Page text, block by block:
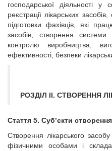
господарської діяльності у
реєстрації лікарських засобів,
підготовки фахівців, які
засобів; створення системи
контролю виробництва,
ефективності, безпеки
РОЗДІЛ ІІ. СТВОРЕННЯ
Стаття 5. Суб’єкти
Створення лікарського
фізичними особами і